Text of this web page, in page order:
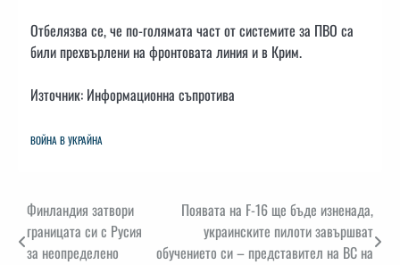
Отбелязва се, че по-голямата част от системите за ПВО са
били прехвърлени на фронтовата линия и в Крим.
Източник: Информационна съпротива
ВОЙНА В УКРАЙНА
Навигация
Финландия затвори
границата си с Русия
за неопределено
Появата на F-16 ще бъде изненада,
украинските пилоти завършват
обучението си – представител на ВС на